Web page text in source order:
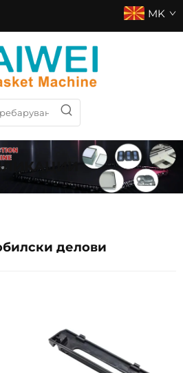
MK
делови